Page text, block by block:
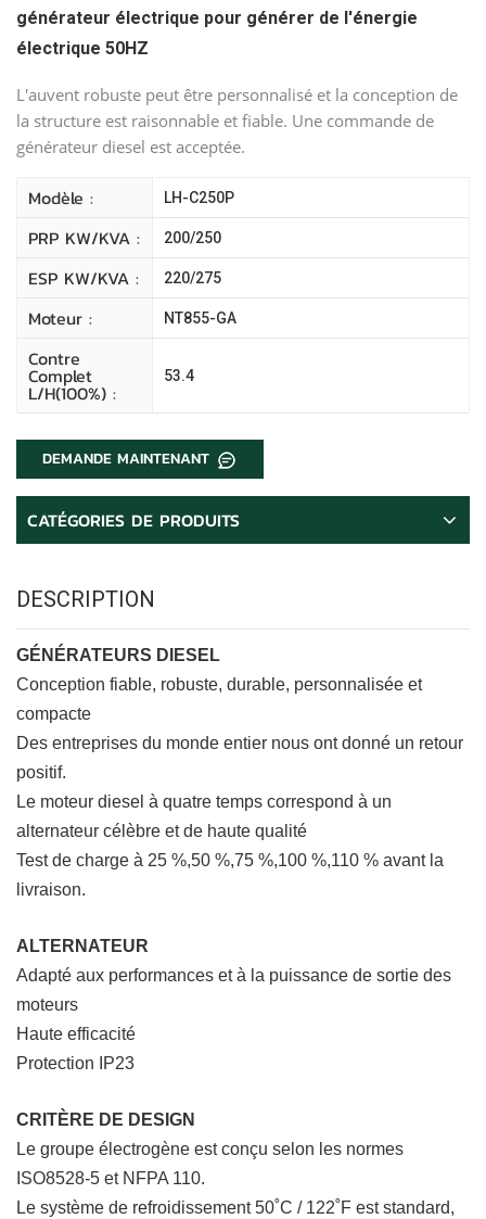
générateur électrique pour générer de l'énergie
électrique 50HZ
L'auvent robuste peut être personnalisé et la conception de
la structure est raisonnable et fiable. Une commande de
générateur diesel est acceptée.
Modèle : LH-C250P
PRP KW/kVA : 200/250
ESP KW/kVA : 220/275
Moteur : NT855-GA
Contre
Complet
L/H(100%) :
53.4
DEMANDE MAINTENANT
CATÉGORIES DE PRODUITS
DESCRIPTION
GÉNÉRATEURS DIESEL
Conception fiable, robuste, durable, personnalisée et
compacte
Des entreprises du monde entier nous ont donné un retour
positif.
Le moteur diesel à quatre temps correspond à un
alternateur célèbre et de haute qualité
Test de charge à 25 %,50 %,75 %,100 %,110 % avant la
livraison.
ALTERNATEUR
Adapté aux performances et à la puissance de sortie des
moteurs
Haute efficacité
Protection IP23
CRITÈRE DE DESIGN
Le groupe électrogène est conçu selon les normes
ISO8528-5 et NFPA 110.
Le système de refroidissement 50˚C / 122˚F est standard,